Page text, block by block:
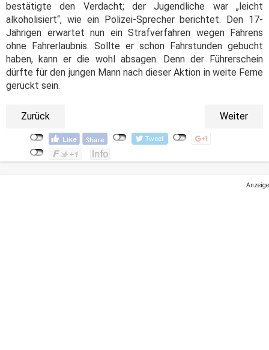
bestätigte den Verdacht; der Jugendliche war „leicht
alkoholisiert“, wie ein Polizei-Sprecher berichtet. Den 17-
Jährigen erwartet nun ein Strafverfahren wegen Fahrens
ohne Fahrerlaubnis. Sollte er schon Fahrstunden gebucht
haben, kann er die wohl absagen. Denn der Führerschein
dürfte für den jungen Mann nach dieser Aktion in weite Ferne
gerückt sein.
Zurück Weiter
Anzeige